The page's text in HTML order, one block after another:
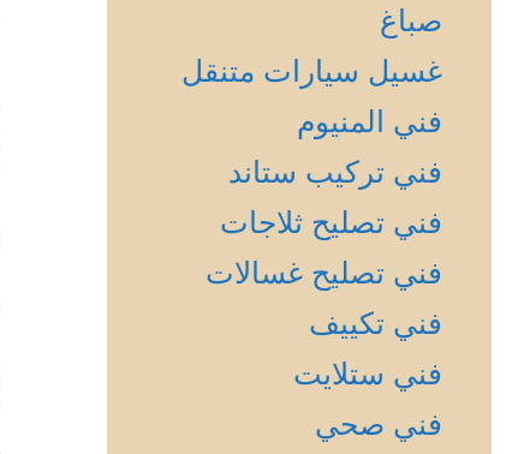
صباغ
غسيل سيارات متنقل
فني المنيوم
فني تركيب ستاند
فني تصليح ثلاجات
فني تصليح غسالات
فني تكييف
فني ستلايت
فني صحي